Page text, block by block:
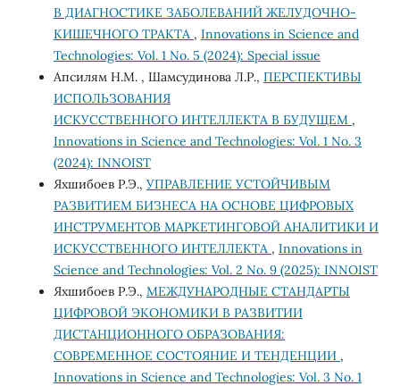
В ДИАГНОСТИКЕ ЗАБОЛЕВАНИЙ ЖЕЛУДОЧНО-
КИШЕЧНОГО ТРАКТА , Innovations in Science and
Technologies: Vol. 1 No. 5 (2024): Special issue
Апсилям Н.М. , Шамсудинова Л.Р., ПЕРСПЕКТИВЫ
ИСПОЛЬЗОВАНИЯ
ИСКУССТВЕННОГО ИНТЕЛЛЕКТА В БУДУЩЕМ ,
Innovations in Science and Technologies: Vol. 1 No. 3
(2024): INNOIST
Яхшибоев Р.Э., УПРАВЛЕНИЕ УСТОЙЧИВЫМ
РАЗВИТИЕМ БИЗНЕСА НА ОСНОВЕ ЦИФРОВЫХ
ИНСТРУМЕНТОВ МАРКЕТИНГОВОЙ АНАЛИТИКИ И
ИСКУССТВЕННОГО ИНТЕЛЛЕКТА , Innovations in
Science and Technologies: Vol. 2 No. 9 (2025): INNOIST
Яхшибоев Р.Э., МЕЖДУНАРОДНЫЕ СТАНДАРТЫ
ЦИФРОВОЙ ЭКОНОМИКИ В РАЗВИТИИ
ДИСТАНЦИОННОГО ОБРАЗОВАНИЯ:
СОВРЕМЕННОЕ СОСТОЯНИЕ И ТЕНДЕНЦИИ ,
Innovations in Science and Technologies: Vol. 3 No. 1